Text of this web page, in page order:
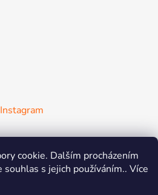
cookie. Dalším procházením
s jejich používáním.. Více
FISAF MsM
ZsM